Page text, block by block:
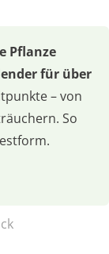
Pflanze
für über
– von
So